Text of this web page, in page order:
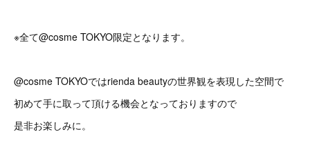
※全て@cosme TOKYO限定となります。
@cosme TOKYOではrienda beautyの世界観を表現した空間で
初めて手に取って頂ける機会となっておりますので
是非お楽しみに。